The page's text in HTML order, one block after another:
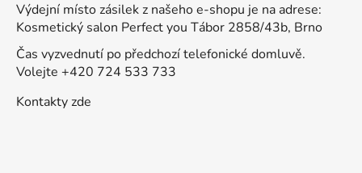
Výdejní místo zásilek z našeho e-shopu je na adrese:
Kosmetický salon Perfect you Tábor 2858/43b, Brno
Čas vyzvednutí po předchozí telefonické domluvě.
Volejte +420 724 533 733
Kontakty zde